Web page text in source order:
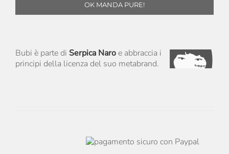
OK MANDA PURE!
Bubi è parte di Serpica Naro e abbraccia i
principi della licenza del suo metabrand.